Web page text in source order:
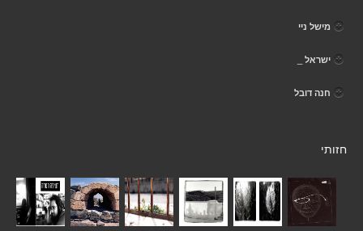
מישל ניי
ישראל _
חנה דובל
חזותי